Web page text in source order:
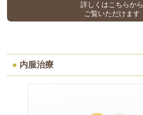
詳しくはこちらから
ご覧いただけます
● 内服治療